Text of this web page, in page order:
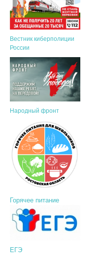
Вестник киберполиции
России
Народный фронт
Горячее питание
ЕГЭ